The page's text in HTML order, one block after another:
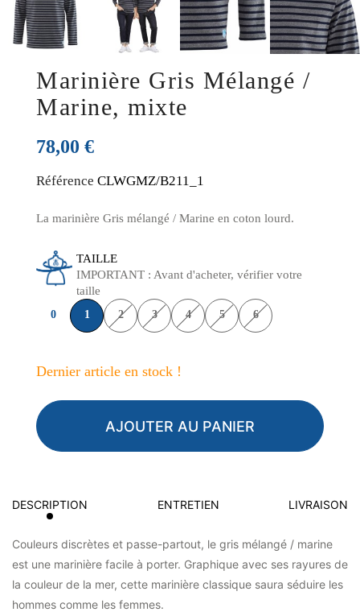
Marinière Gris Mélangé /
Marine, mixte
78,00 €
Référence CLWGMZ/B211_1
La marinière Gris mélangé / Marine en coton lourd.
TAILLE
IMPORTANT : Avant d'acheter, vérifier votre
taille
0 1 2 3 4 5 6
Dernier article en stock !
AJOUTER AU PANIER
DESCRIPTION ENTRETIEN LIVRAISON
Couleurs discrètes et passe-partout, le gris mélangé / marine
est une marinière facile à porter. Graphique avec ses rayures de
la couleur de la mer, cette marinière classique saura séduire les
hommes comme les femmes.